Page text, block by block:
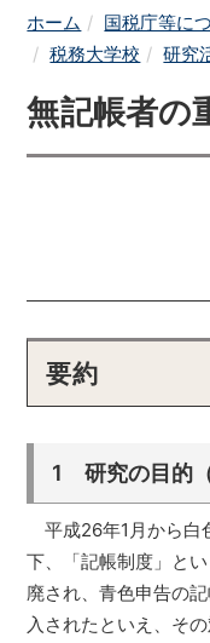
ホーム 国税庁等に
税務大学校
研究
無記帳者の
要約
1 研究の目的（
平成26年1月から白
下、「記帳制度」と
廃され、青色申告の
入されたといえ、そ